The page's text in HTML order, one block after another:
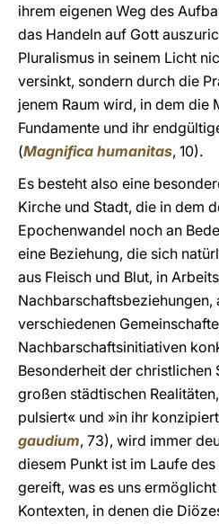
ihrem eigenen Weg des
das Handeln auf Gott
Pluralismus in seinem Licht
versinkt, sondern durch die
jenem Raum wird, in dem die
Fundamente und ihr
(Magnifica humanitas, 10).
Es besteht also eine
Kirche und Stadt, die in dem
Epochenwandel noch an
eine Beziehung, die sich
aus Fleisch und Blut, in
Nachbarschaftsbeziehungen,
verschiedenen
Nachbarschaftsinitiativen
Besonderheit der christlichen
großen städtischen
pulsiert« und »in ihr
gaudium, 73), wird immer
diesem Punkt ist im Laufe
gereift, was es uns
Kontexten, in denen die